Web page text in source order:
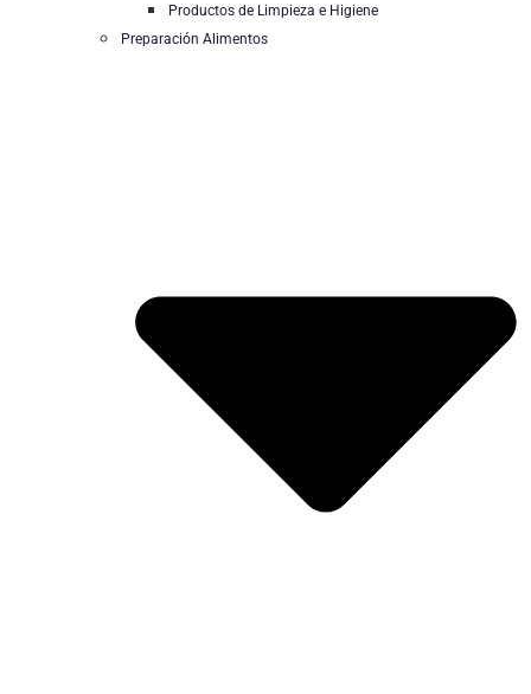
Productos de Limpieza e Higiene
Preparación Alimentos